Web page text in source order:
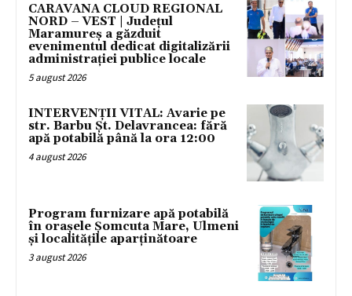
CARAVANA CLOUD REGIONAL
NORD – VEST | Județul
Maramureș a găzduit
evenimentul dedicat digitalizării
administrației publice locale
5 august 2026
INTERVENȚII VITAL: Avarie pe
str. Barbu Șt. Delavrancea: fără
apă potabilă până la ora 12:00
4 august 2026
Program furnizare apă potabilă
în orașele Șomcuta Mare, Ulmeni
și localitățile aparținătoare
3 august 2026